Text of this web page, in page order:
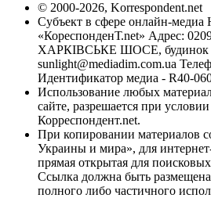
© 2000-2026, Korrespondent.net
Субъект в сфере онлайн-медиа
«КореспонденТ.net» Адрес:
ХАРКІВСЬКЕ ШОСЕ, будинок
sunlight@mediadim.com.ua
Идентификатор медиа - R40-
Использование любых
сайте, разрешается при
Корреспондент.net.
При копировании материалов
Украины и мира», для
прямая открытая для
Ссылка должна быть
полного либо частичного